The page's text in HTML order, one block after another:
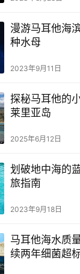
漫游马耳他海
种水母
2023年9月11日
探秘马耳他的
莱里亚岛
2025年6月12日
划破地中海的
旅指南
2023年9月18日
马耳他海水质
续两年细菌超